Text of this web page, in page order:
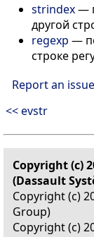
strindex—
другой
regexp —
строке
Report an issue
<< evstr
Copyright (c)
(Dassault
Copyright (c)
Group)
Copyright (c)